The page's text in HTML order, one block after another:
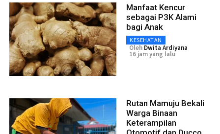
Manfaat Kencur
sebagai P3K Alami
bagi Anak
KESEHATAN
Oleh Dwita Ardiyana
16 jam yang lalu
Rutan Mamuju Bekali
Warga Binaan
Keterampilan